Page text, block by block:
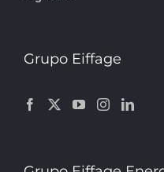
Grupo Eiffage